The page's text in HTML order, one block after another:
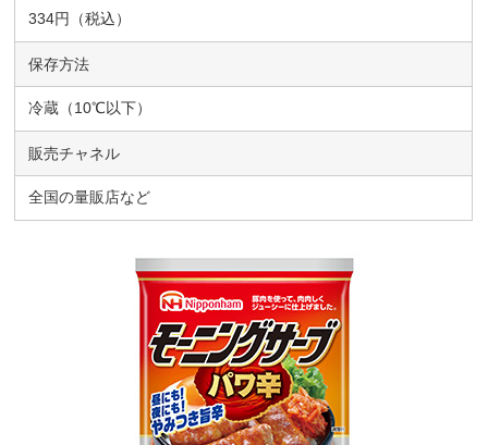
334円（税込）
保存方法
冷蔵（10℃以下）
販売チャネル
全国の量販店など